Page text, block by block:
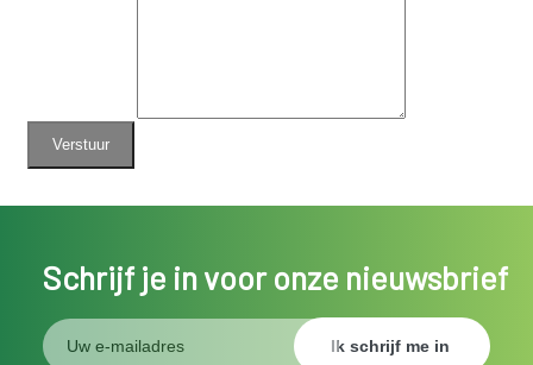
Schrijf je in voor onze nieuwsbrief